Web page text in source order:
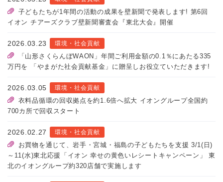
子どもたちが1年間の活動の成果を壁新聞で発表します! 第6回
イオン チアーズクラブ壁新聞審査会『東北大会』開催
2026.03.23 環境・社会貢献
「山形さくらんぼWAON」年間ご利用金額の0.1％にあたる335
万円を 「やまがた社会貢献基金」に贈呈しお役立ていただきます!
2026.03.05 環境・社会貢献
衣料品循環の回収拠点を約1.6倍へ拡大 イオングループ全国約
700カ所で回収スタート
2026.02.27 環境・社会貢献
お買物を通じて、岩手・宮城・福島の子どもたちを支援 3/1(日)
～11(水)東北応援「イオン 幸せの黄色いレシートキャンペーン」 東
北のイオングループ約320店舗で実施します